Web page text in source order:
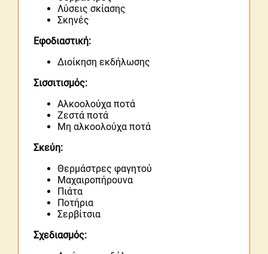
Λύσεις σκίασης
Σκηνές
Εφοδιαστική:
Διοίκηση εκδήλωσης
Σισσιτισμός:
Αλκοολούχα ποτά
Ζεστά ποτά
Μη αλκοολούχα ποτά
Σκεύη:
Θερμάστρες φαγητού
Μαχαιροπήρουνα
Πιάτα
Ποτήρια
Σερβίτσια
Σχεδιασμός: